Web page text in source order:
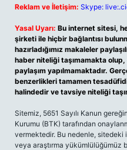
Reklam ve İletişim: Skype:
Yasal Uyarı: Bu internet sitesi,
şirketi ile hiçbir bağlantısı
hazırladığımız makaleler
haber niteliği taşımamakta
paylaşım yapılmamaktadır.
benzerlikleri tamamen
halindedir ve tavsiye niteliği
Sitemiz, 5651 Sayılı Kanun
Kurumu (BTK) tarafından
vermektedir. Bu nedenle,
veya araştırma yükümlülüğümüz